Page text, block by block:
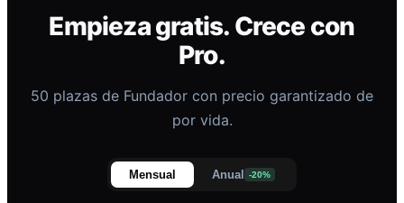
Empieza gratis. Crece con
Pro.
50 plazas de Fundador con precio garantizado de
por vida.
Mensual Anual -20%